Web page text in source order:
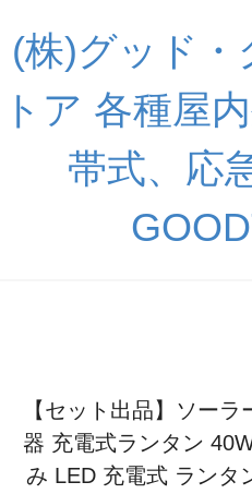
(株)グッド・
トア 各種屋
帯式、応
【セット出品】ソー
器 充電式ランタン
み LED 充電式 ランタ